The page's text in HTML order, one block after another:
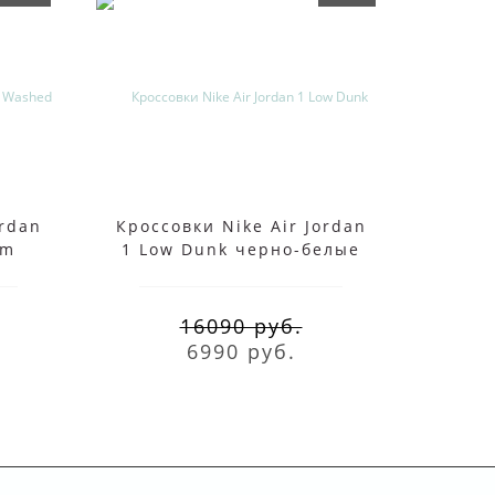
Кроссовки Nike Air Jordan
1 Low Dunk черно-белые
16090 руб.
6990 руб.